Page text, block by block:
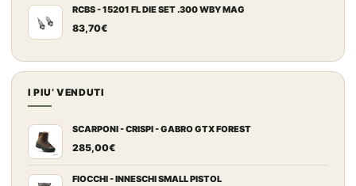
RCBS - 15201 FL DIE SET .300 WBY MAG
83,70€
I PIU’ VENDUTI
SCARPONI - CRISPI - GABRO GTX FOREST
285,00€
FIOCCHI - INNESCHI SMALL PISTOL